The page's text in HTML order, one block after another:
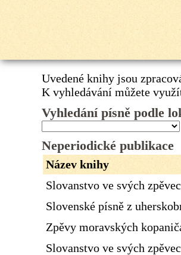
Uvedené knihy jsou
K vyhledávání můžete
Vyhledání písně podle
Neperiodické publikace
Název knihy
Slovanstvo ve svých
Slovenské písně z
Zpěvy moravských
Slovanstvo ve svých